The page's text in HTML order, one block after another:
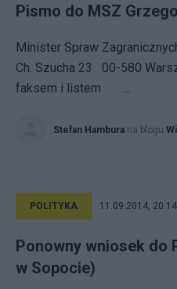
Pismo do MSZ
Minister Spraw
Ch. Szucha 23 00-580
faksem i listem ...
Stefan Hambura na blogu
POLITYKA 11.09.2014, 20:14
Ponowny wniosek do
w Sopocie)